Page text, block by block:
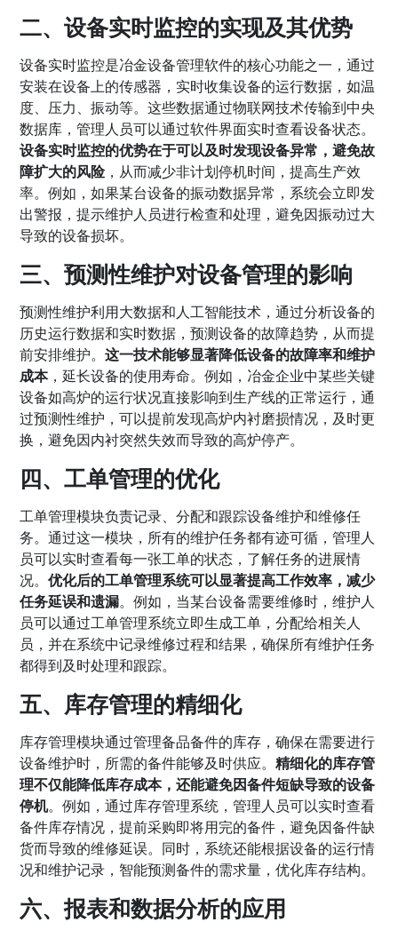
二、设备实时监控的实现及其优势
设备实时监控是冶金设备管理软件的核心功能之一，通过
安装在设备上的传感器，实时收集设备的运行数据，如温
度、压力、振动等。这些数据通过物联网技术传输到中央
数据库，管理人员可以通过软件界面实时查看设备状态。
设备实时监控的优势在于可以及时发现设备异常，避免故
障扩大的风险，从而减少非计划停机时间，提高生产效
率。例如，如果某台设备的振动数据异常，系统会立即发
出警报，提示维护人员进行检查和处理，避免因振动过大
导致的设备损坏。
三、预测性维护对设备管理的影响
预测性维护利用大数据和人工智能技术，通过分析设备的
历史运行数据和实时数据，预测设备的故障趋势，从而提
前安排维护。这一技术能够显著降低设备的故障率和维护
成本，延长设备的使用寿命。例如，冶金企业中某些关键
设备如高炉的运行状况直接影响到生产线的正常运行，通
过预测性维护，可以提前发现高炉内衬磨损情况，及时更
换，避免因内衬突然失效而导致的高炉停产。
四、工单管理的优化
工单管理模块负责记录、分配和跟踪设备维护和维修任
务。通过这一模块，所有的维护任务都有迹可循，管理人
员可以实时查看每一张工单的状态，了解任务的进展情
况。优化后的工单管理系统可以显著提高工作效率，减少
任务延误和遗漏。例如，当某台设备需要维修时，维护人
员可以通过工单管理系统立即生成工单，分配给相关人
员，并在系统中记录维修过程和结果，确保所有维护任务
都得到及时处理和跟踪。
五、库存管理的精细化
库存管理模块通过管理备品备件的库存，确保在需要进行
设备维护时，所需的备件能够及时供应。精细化的库存管
理不仅能降低库存成本，还能避免因备件短缺导致的设备
停机。例如，通过库存管理系统，管理人员可以实时查看
备件库存情况，提前采购即将用完的备件，避免因备件缺
货而导致的维修延误。同时，系统还能根据设备的运行情
况和维护记录，智能预测备件的需求量，优化库存结构。
六、报表和数据分析的应用